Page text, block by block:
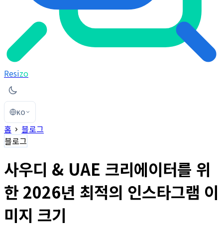
Resizo
KO
홈
블로그
블로그
사우디 & UAE 크리에이터를 위
한 2026년 최적의 인스타그램 이
미지 크기